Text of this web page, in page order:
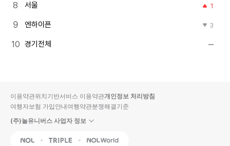
서울 1
엔하이픈 3
경기전체
이용약관위치기반서비스 이용약관개인정보 처리방침
여행자보험 가입안내여행약관분쟁해결기준
(주)놀유니버스 사업자 정보
NOL Triple Interpark Global